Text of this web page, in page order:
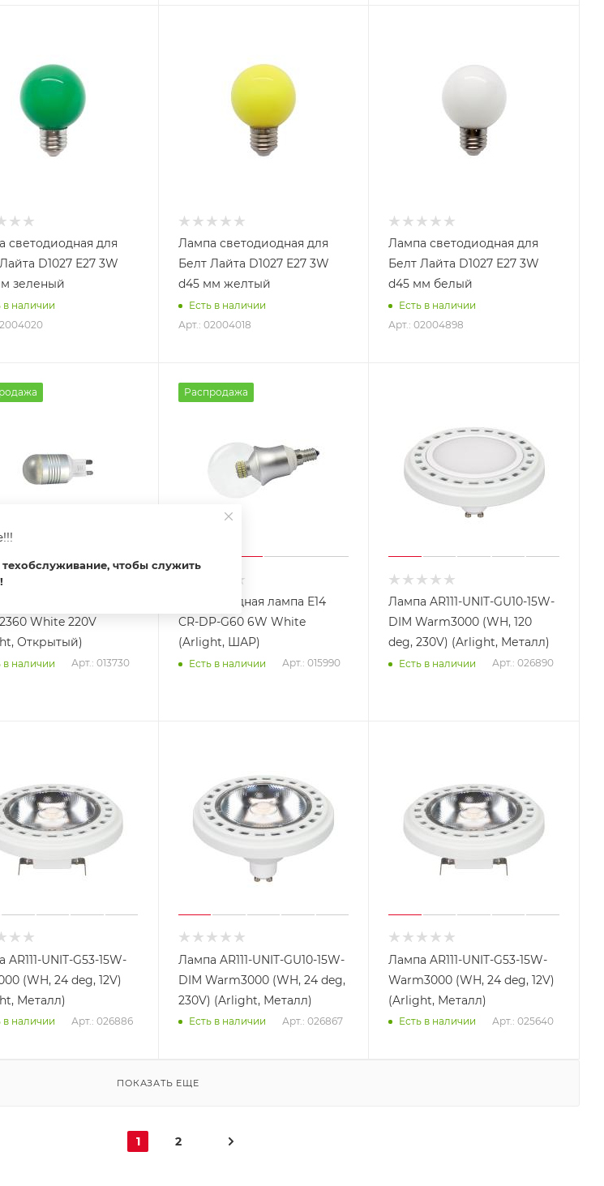
светодиодная для
D1027 Е27 3W
зеленый
в наличии
Лампа светодиодная для
Белт Лайта D1027 Е27 3W
d45 мм желтый
Есть в наличии
Арт.: 02004018
Лампа светодиодная для
Белт Лайта D1027 Е27 3W
d45 мм белый
Есть в наличии
Арт.: 02004898
White 220V
Открытый)
в наличии Арт.: 013730
Распродажа
Светодиодная лампа E14
CR-DP-G60 6W White
(Arlight, ШАР)
Есть в наличии Арт.: 015990
Лампа AR111-UNIT-GU10-15W-
DIM Warm3000 (WH, 120
deg, 230V) (Arlight, Металл)
Есть в наличии Арт.: 026890
UNIT-G53-15W-
(WH, 24 deg, 12V)
Металл)
в наличии Арт.: 026886
Лампа AR111-UNIT-GU10-15W-
DIM Warm3000 (WH, 24 deg,
230V) (Arlight, Металл)
Есть в наличии Арт.: 026867
Лампа AR111-UNIT-G53-15W-
Warm3000 (WH, 24 deg, 12V)
(Arlight, Металл)
Есть в наличии Арт.: 025640
ПОКАЗАТЬ ЕЩЕ
1 2
чтобы служить